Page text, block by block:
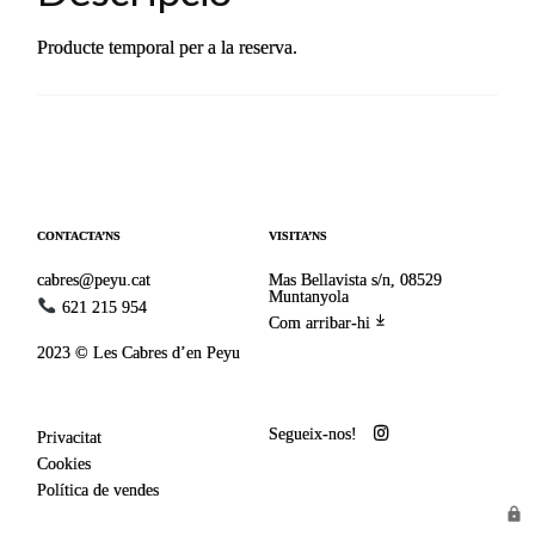
Producte temporal per a la reserva.
CONTACTA’NS
cabres@peyu.cat
621 215 954
2023 © Les Cabres d’en Peyu
VISITA’NS
Mas Bellavista s/n, 08529
Muntanyola
Com arribar-hi
Privacitat
Cookies
Política de vendes
Segueix-nos!
lock